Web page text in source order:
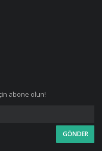
abone olun!